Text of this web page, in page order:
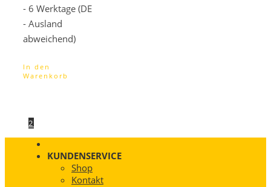
- 6 Werktage (DE
- Ausland
abweichend)
In den
Warenkorb
2
KUNDENSERVICE
Shop
Kontakt